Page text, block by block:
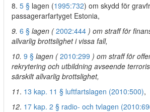
8. 5 § lagen (1995:732) om skydd för
passagerarfartyget Estonia,
9. 6 § lagen ( 2002:444 ) om straff för
allvarlig brottslighet i vissa fall,
10. 9 § lagen ( 2010:299 ) om straff för
rekrytering och utbildning avseende
särskilt allvarlig brottslighet,
11. 13 kap. 11 § luftfartslagen (2010:500),
12. 17 kap. 2 § radio- och tvlagen